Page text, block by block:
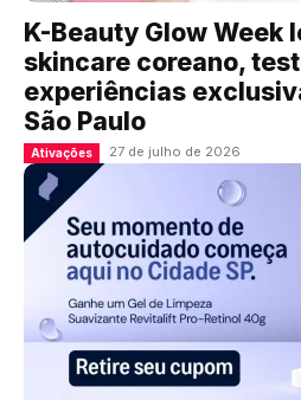
K-Beauty Glow Week
skincare coreano,
experiências
São Paulo
Ativações 27 de julho de 2026